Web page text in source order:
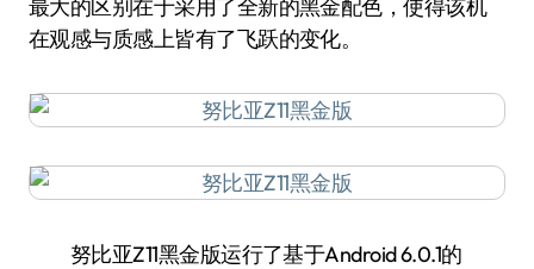
最大的区别在于采用了全新的黑金配色，使得该机
在观感与质感上皆有了飞跃的变化。
努比亚Z11黑金版运行了基于Android 6.0.1的